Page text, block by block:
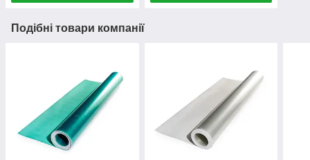
Подібні товари компанії